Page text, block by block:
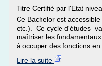
Titre Certifié par l'Etat
Ce Bachelor est
etc.). Ce cycle d'études
maîtriser les
à occuper des fonctions en...
Lire la suite